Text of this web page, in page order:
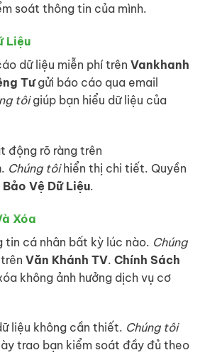
soát thông tin của mình.
Liệu
dữ liệu miễn phí trên Vankhanh
Tưgửi báo cáo qua email
tôigiúp bạn hiểu dữ liệu của
động rõ ràng trên
. Chúng tôihiển thị chi tiết. Quyền
Bảo Vệ Dữ Liệu.
Xóa
tin cá nhân bất kỳ lúc nào. Chúng
Văn Khánh TV. Chính Sách
không ảnh hưởng dịch vụ cơ
liệu không cần thiết. Chúng tôi
trao bạn kiểm soát đầy đủ theo